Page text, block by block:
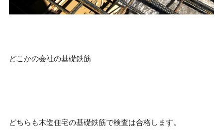
どこかの会社の基礎鉄筋
どちらも木造住宅の基礎鉄筋で検査は合格します。